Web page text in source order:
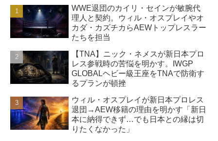
WWE退団のカイリ・セインが敏腕代
理人と契約。ウィル・オスプレイやオ
カダ・カズチカらAEWトップレスラー
たちを担当
【TNA】ニック・ネメスが新日本プロ
レス参戦時の苦悩を明かす。IWGP
GLOBALヘビー級王座をTNAで防衛す
るプランが頓挫
ウィル・オスプレイが新日本プロレス
退団→AEW移籍の理由を明かす「新日
本に納得できず…でも日本との縁は切
りたくなかった」